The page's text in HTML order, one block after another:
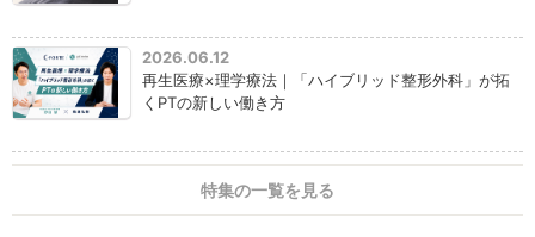
2026.06.12
再生医療×理学療法｜「ハイブリッド整形外科」が拓
くPTの新しい働き方
特集の一覧を見る